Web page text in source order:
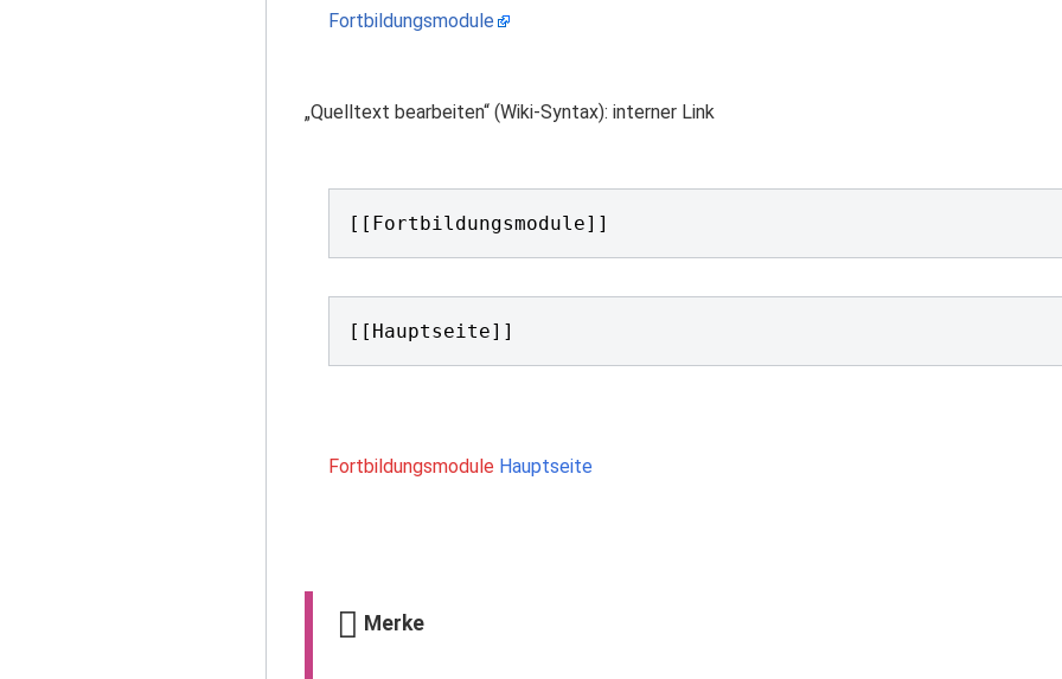
Fortbildungsmodule
„Quelltext bearbeiten“ (Wiki-Syntax): interner Link
[[Fortbildungsmodule]]
[[Hauptseite]]
Fortbildungsmodule Hauptseite
Merke